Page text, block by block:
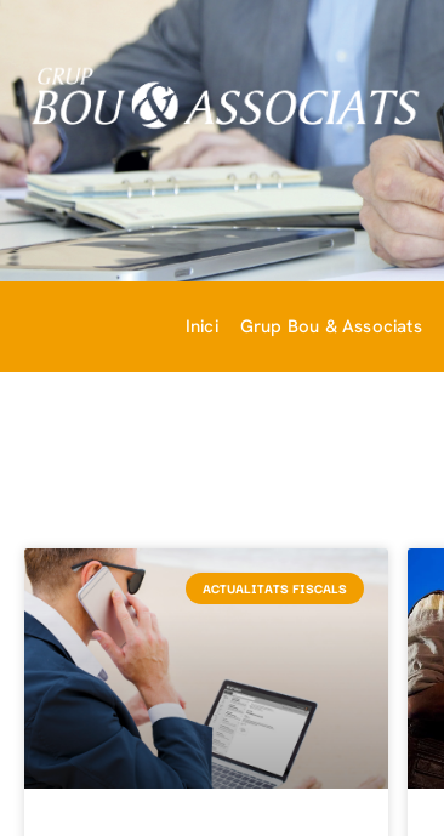
Inici Grup Bou & Associats
ACTUALITATS FISCALS